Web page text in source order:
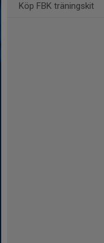
Köp FBK träningskit